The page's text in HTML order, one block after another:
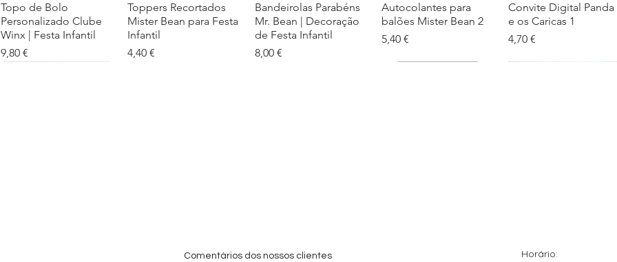
Visualização rápida
Topo de Bolo
Personalizado Clube
Winx | Festa Infantil
Preço
9,80 €
Visualização rápida
Toppers Recortados
Mister Bean para Festa
Infantil
Preço
4,40 €
Visualização rápida
Bandeirolas Parabéns
Mr. Bean | Decoração
de Festa Infantil
Preço
8,00 €
Visualização rápida
Autocolantes para
balões Mister Bean 2
Preço
5,40 €
Visualização rápida
Convite Digital Panda
e os Caricas 1
Preço
4,70 €
Preço
4,40 €
Comentários dos nossos clientes
Horário: